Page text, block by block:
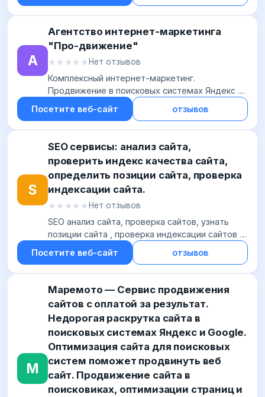
А
Агентство интернет-маркетинга
"Про-движение"
★★★★★
★★★★★ Нет отзывов
Комплексный интернет-маркетинг.
Продвижение в поисковых системах Яндекс и
Google, контекстная реклама, продвижение в
социальных сетях, улучшение продающих
Посетите веб-сайт отзывов
S
SEO сервисы: анализ сайта,
проверить индекс качества сайта,
определить позиции сайта, проверка
индексации сайта.
★★★★★
★★★★★Нет отзывов
SEO анализ сайта, проверка сайтов, узнать
позиции сайта , проверка индексации сайтов в
Яндекс и Google, определение тиц и ИКС,
проверка доменов, whois, просмотр и
Посетите веб-сайт отзывов
М
Маремото — Сервис продвижения
сайтов с оплатой за результат.
Недорогая раскрутка сайта в
поисковых системах Яндекс и Google.
Оптимизация сайта для поисковых
систем поможет продвинуть веб
сайт. Продвижение сайта в
поисковиках, оптимизации страниц и